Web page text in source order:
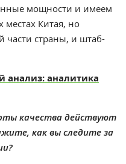
мощности и имеем
Китая, но
части страны, и штаб-
анализ: аналитика
качества действуют
как вы следите за